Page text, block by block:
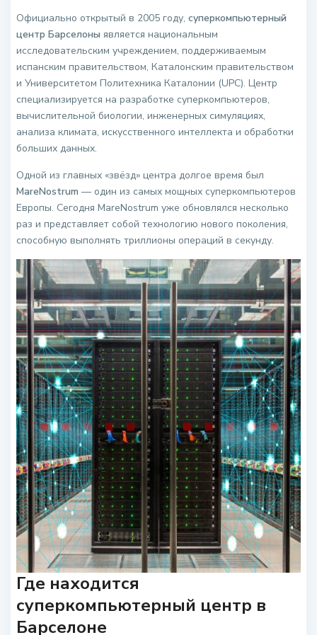
Официально открытый в 2005 году,суперкомпьютерный
центр Барселоны является национальным
исследовательским учреждением, поддерживаемым
испанским правительством, Каталонским правительством
и Университетом Политехника Каталонии (UPC). Центр
специализируется на разработке суперкомпьютеров,
вычислительной биологии, инженерных симуляциях,
анализа климата, искусственного интеллекта и обработки
больших данных.
Одной из главных «звёзд» центра долгое время был
MareNostrum — один из самых мощных суперкомпьютеров
Европы. Сегодня MareNostrum уже обновлялся несколько
раз и представляет собой технологию нового поколения,
способную выполнять триллионы операций в секунду.
Где находится
суперкомпьютерный центр в
Барселоне